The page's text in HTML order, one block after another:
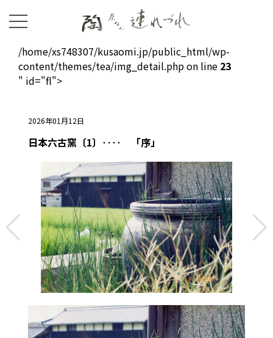
/home/xs748307/kusaomi.jp/public_html/wp-
content/themes/tea/img_detail.php on line 23
" id="fl">
2026年01月12日
日本六古窯〔1〕‥‥ 「序」